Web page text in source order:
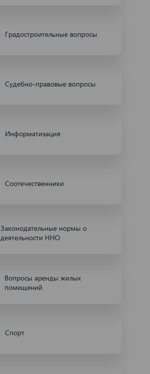
Градостроительные вопросы
Судебно-правовые вопросы
Информатизация
Соотечественники
Законодательные нормы о
деятельности ННО
Вопросы аренды жилых
помещений
Спорт